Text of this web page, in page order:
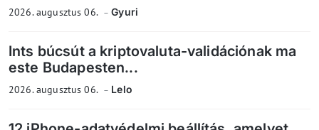
2026. augusztus 06. Gyuri
Ints búcsút a kriptovaluta-validációnak ma
este Budapesten...
2026. augusztus 06. Lelo